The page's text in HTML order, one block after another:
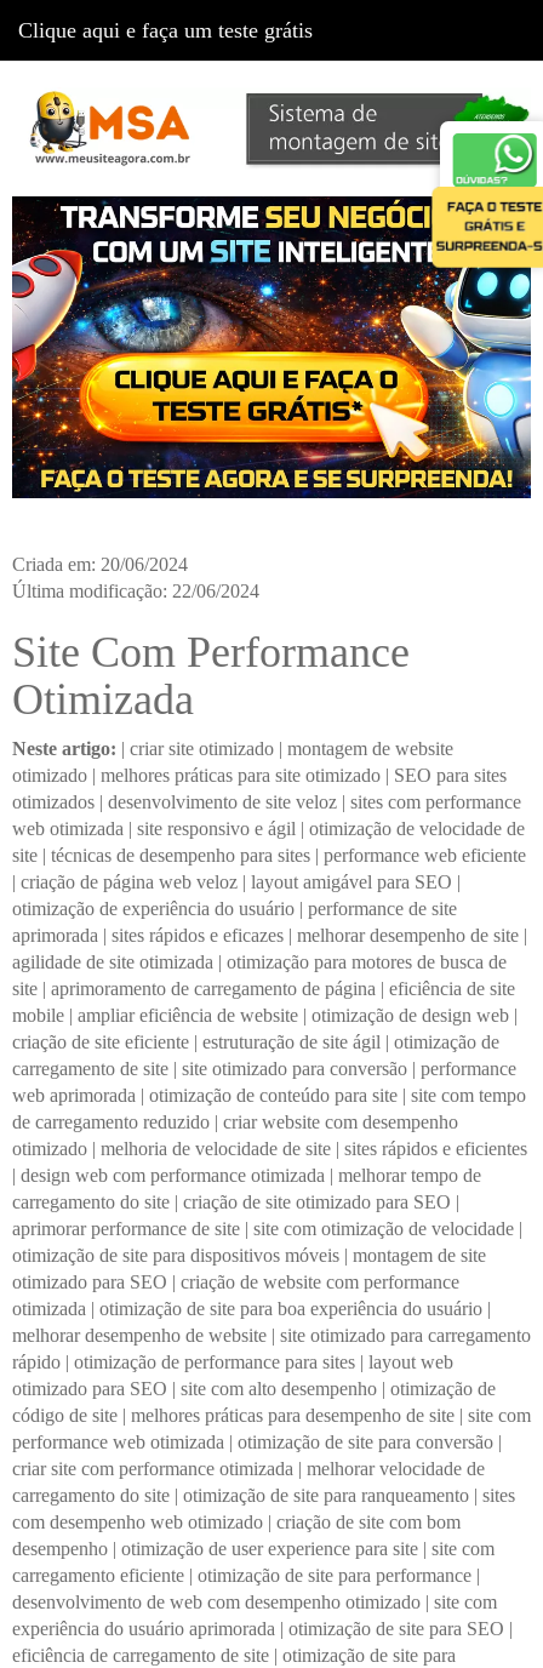
Criada em: 20/06/2024
Última modificação: 22/06/2024
Site Com Performance
Otimizada
Neste artigo: | criar site otimizado | montagem de website
otimizado | melhores práticas para site otimizado | SEO para sites
otimizados | desenvolvimento de site veloz | sites com performance
web otimizada | site responsivo e ágil | otimização de velocidade de
site | técnicas de desempenho para sites | performance web eficiente
| criação de página web veloz | layout amigável para SEO |
otimização de experiência do usuário | performance de site
aprimorada | sites rápidos e eficazes | melhorar desempenho de site |
agilidade de site otimizada | otimização para motores de busca de
site | aprimoramento de carregamento de página | eficiência de site
mobile | ampliar eficiência de website | otimização de design web |
criação de site eficiente | estruturação de site ágil | otimização de
carregamento de site | site otimizado para conversão | performance
web aprimorada | otimização de conteúdo para site | site com tempo
de carregamento reduzido | criar website com desempenho
otimizado | melhoria de velocidade de site | sites rápidos e eficientes
| design web com performance otimizada | melhorar tempo de
carregamento do site | criação de site otimizado para SEO |
aprimorar performance de site | site com otimização de velocidade |
otimização de site para dispositivos móveis | montagem de site
otimizado para SEO | criação de website com performance
otimizada | otimização de site para boa experiência do usuário |
melhorar desempenho de website | site otimizado para carregamento
rápido | otimização de performance para sites | layout web
otimizado para SEO | site com alto desempenho | otimização de
código de site | melhores práticas para desempenho de site | site com
performance web otimizada | otimização de site para conversão |
criar site com performance otimizada | melhorar velocidade de
carregamento do site | otimização de site para ranqueamento | sites
com desempenho web otimizado | criação de site com bom
desempenho | otimização de user experience para site | site com
carregamento eficiente | otimização de site para performance |
desenvolvimento de web com desempenho otimizado | site com
experiência do usuário aprimorada | otimização de site para SEO |
eficiência de carregamento de site | otimização de site para
Clique aqui e faça um teste grátis